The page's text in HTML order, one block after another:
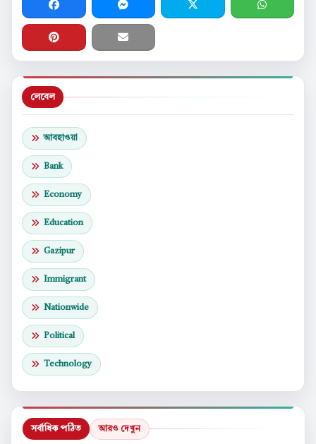
লেবেল
আবহাওয়া
Bank
Economy
Education
Gazipur
Immigrant
Nationwide
Political
Technology
সর্বাধিক পঠিত আরও দেখুন